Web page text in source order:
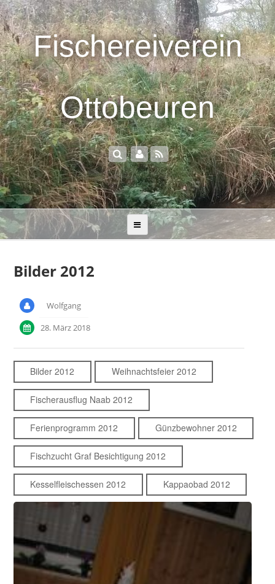
Fischereiverein
Ottobeuren
Bilder 2012
Wolfgang
28. März 2018
Bilder 2012 Weihnachtsfeier 2012
Fischerausflug Naab 2012
Ferienprogramm 2012 Günzbewohner 2012
Fischzucht Graf Besichtigung 2012
Kesselfleischessen 2012 Kappaobad 2012